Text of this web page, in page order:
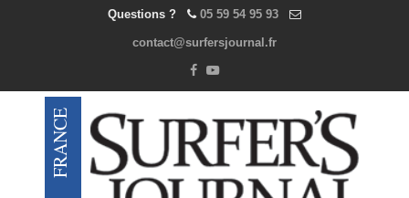
Questions ? 05 59 54 95 93
contact@surfersjournal.fr